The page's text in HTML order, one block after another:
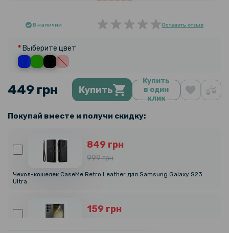
В наличии Оставить отзыв
Выберите цвет
449 грн Купить
Купить
в один
клик
Покупай вместе и получи скидку:
849 грн
999 грн
Чехол-кошелек CaseMe Retro Leather для Samsung Galaxy S23
Ultra
159 грн